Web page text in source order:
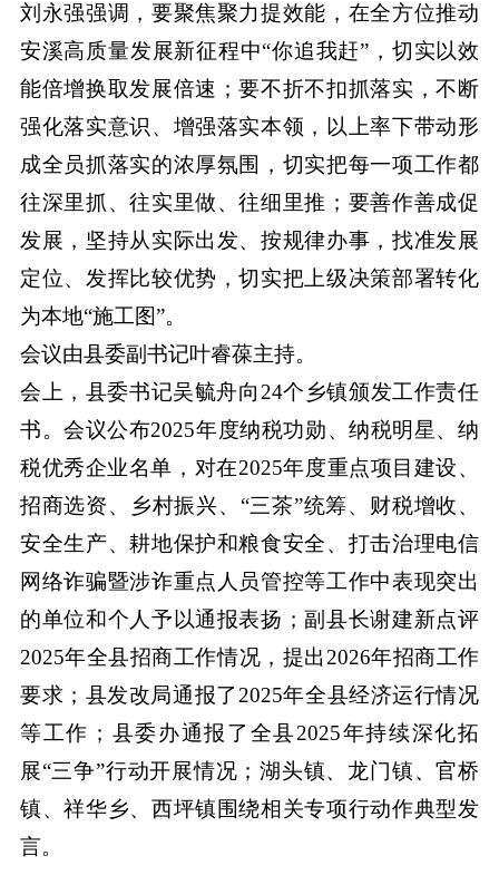
刘永强强调，要聚焦聚力提效能，在全方位推动
安溪高质量发展新征程中“你追我赶”，切实以效
能倍增换取发展倍速；要不折不扣抓落实，不断
强化落实意识、增强落实本领，以上率下带动形
成全员抓落实的浓厚氛围，切实把每一项工作都
往深里抓、往实里做、往细里推；要善作善成促
发展，坚持从实际出发、按规律办事，找准发展
定位、发挥比较优势，切实把上级决策部署转化
为本地“施工图”。
会议由县委副书记叶睿葆主持。
会上，县委书记吴毓舟向24个乡镇颁发工作责任
书。会议公布2025年度纳税功勋、纳税明星、纳
税优秀企业名单，对在2025年度重点项目建设、
招商选资、乡村振兴、“三茶”统筹、财税增收、
安全生产、耕地保护和粮食安全、打击治理电信
网络诈骗暨涉诈重点人员管控等工作中表现突出
的单位和个人予以通报表扬；副县长谢建新点评
2025年全县招商工作情况，提出2026年招商工作
要求；县发改局通报了2025年全县经济运行情况
等工作；县委办通报了全县2025年持续深化拓
展“三争”行动开展情况；湖头镇、龙门镇、官桥
镇、祥华乡、西坪镇围绕相关专项行动作典型发
言。